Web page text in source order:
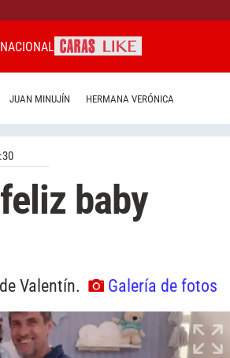
JUAN MINUJÍN HERMANA VERÓNICA
baby
Valentín. Galería de fotos